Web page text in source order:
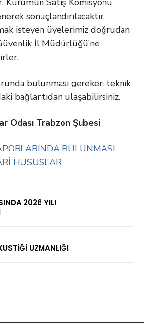
sonuçlandırılacaktır.
isteyen üyelerimiz doğrudan
İl Müdürlüğü’ne
bulunması gereken teknik
bağlantıdan ulaşabilirsiniz.
Odası Trabzon Şubesi
BULUNMASI
HUSUSLAR
2026 YILI
UZMANLIĞI